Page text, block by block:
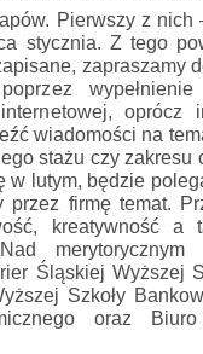
Pierwszy z
stycznia. Z tego
zapraszamy
oprócz
wiadomości na
stażu czy zakresu
w lutym, będzie
przez firmę temat.
kreatywność a
merytorycznym
Śląskiej Wyższej
Szkoły
oraz